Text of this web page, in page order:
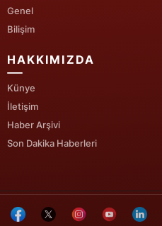
Genel
Bilişim
HAKKIMIZDA
Künye
İletişim
Haber Arşivi
Son Dakika Haberleri